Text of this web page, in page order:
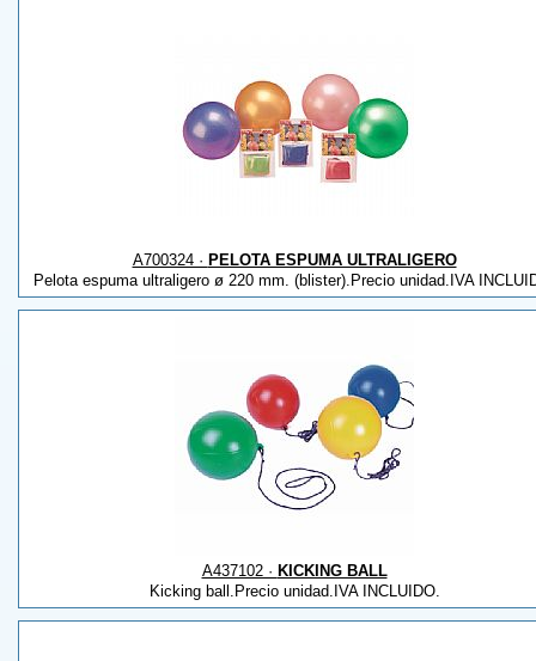
A700324 · PELOTA ESPUMA ULTRALIGERO
Pelota espuma ultraligero ø 220 mm. (blister).Precio unidad.IVA
A437102 · KICKING BALL
Kicking ball.Precio unidad.IVA INCLUIDO.